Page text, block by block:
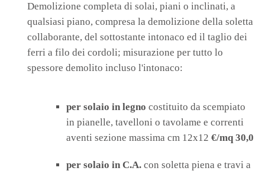
Demolizione completa di solai, piani o inclinati, a
qualsiasi piano, compresa la demolizione della soletta
collaborante, del sottostante intonaco ed il taglio dei
ferri a filo dei cordoli; misurazione per tutto lo
spessore demolito incluso l'intonaco:
per solaio in legno costituito da scempiato
in pianelle, tavelloni o tavolame e correnti
aventi sezione massima cm 12x12 €/mq 30,0
per solaio in C.A. con soletta piena e travi a